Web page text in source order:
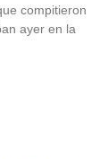
compitieron
ayer en la